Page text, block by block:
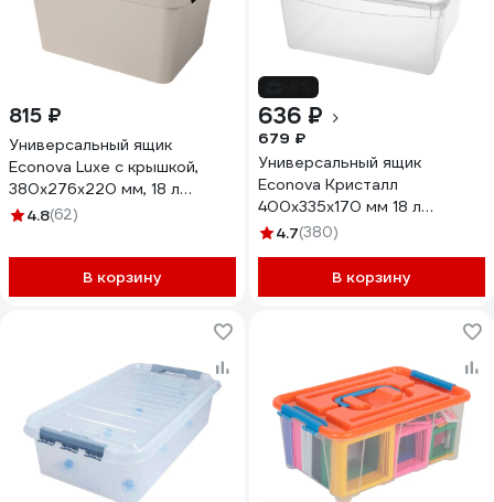
815 ₽
Универсальный ящик
Econova Luxe с крышкой,
380х276х220 мм, 18 л
светло-бежевый 433205834
4.8(62)
В корзину
636 ₽
679 ₽
Универсальный ящик
Econova Кристалл
400х335х170 мм 18 л
бесцветный 431249301
4.7(380)
В корзину